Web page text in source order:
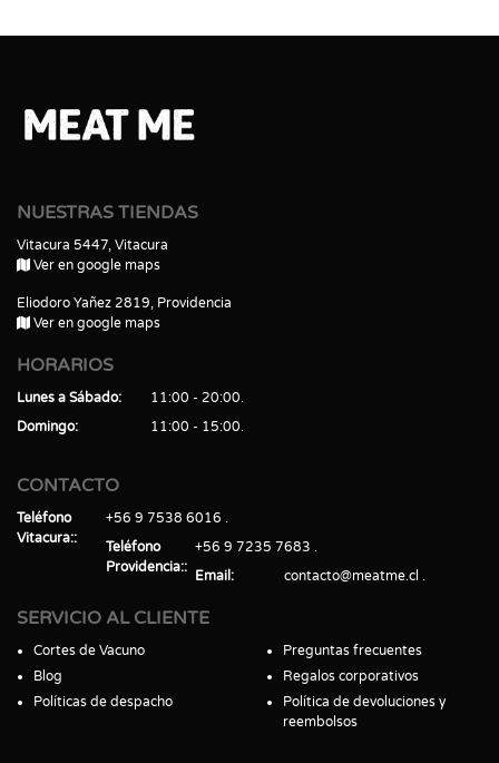
NUESTRAS TIENDAS
Vitacura 5447, Vitacura
Ver en google maps
Eliodoro Yañez 2819, Providencia
Ver en google maps
HORARIOS
Lunes a Sábado
11:00 - 20:00
Domingo
11:00 - 15:00
CONTACTO
Teléfono
Vitacura:
+56 9 7538 6016
Teléfono
Providencia:
+56 9 7235 7683
Email
contacto@meatme.cl
SERVICIO AL CLIENTE
Cortes de Vacuno
Blog
Políticas de despacho
Preguntas frecuentes
Regalos corporativos
Política de devoluciones y
reembolsos